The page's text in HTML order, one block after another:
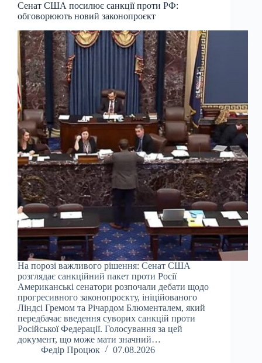
Сенат США посилює санкції проти РФ:
обговорюють новий законопроєкт
На порозі важливого рішення: Сенат США
розглядає санкційний пакет проти Росії
Американські сенатори розпочали дебати щодо
прогресивного законопроєкту, ініційованого
Ліндсі Гремом та Річардом Блюменталем, який
передбачає введення суворих санкцій проти
Російської Федерації. Голосування за цей
документ, що може мати значний…
Федір Процюк
07.08.2026